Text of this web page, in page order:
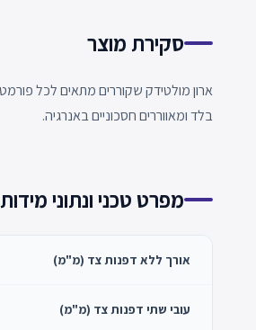
סקירת מוצר
ארון מולטידק שקוררים מתאים לכל
בלד ומאווררים חסכוניים באנרגיה.
מפרט טכני ונתוני מידות
אורך ללא דפנות צד (מ"מ)
עובי שתי דפנות צד (מ"מ)